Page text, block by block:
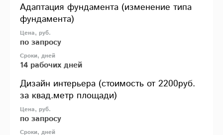
Адаптация фундамента (изменение типа
фундамента)
по запросу
14 рабочих дней
Дизайн интерьера (стоимость от 2200руб.
за квад.метр площади)
по запросу